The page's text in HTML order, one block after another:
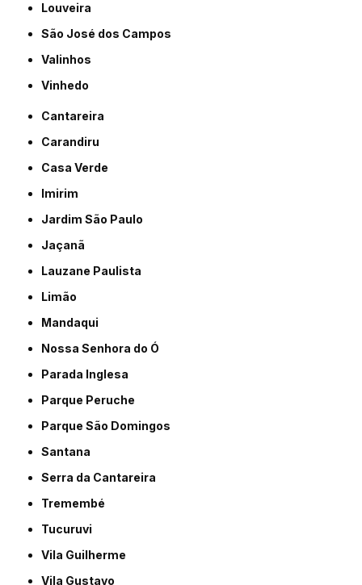
Louveira
São José dos Campos
Valinhos
Vinhedo
Cantareira
Carandiru
Casa Verde
Imirim
Jardim São Paulo
Jaçanã
Lauzane Paulista
Limão
Mandaqui
Nossa Senhora do Ó
Parada Inglesa
Parque Peruche
Parque São Domingos
Santana
Serra da Cantareira
Tremembé
Tucuruvi
Vila Guilherme
Vila Gustavo